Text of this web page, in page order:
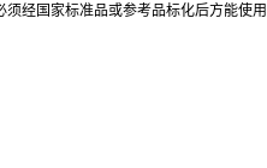
经国家标准品或参考品标化后方能使用